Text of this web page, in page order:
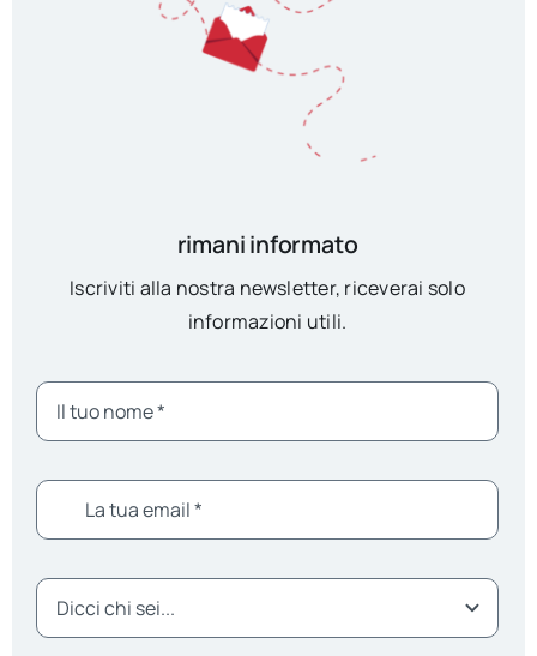
rimani informato
Iscriviti alla nostra newsletter, riceverai solo
informazioni utili.